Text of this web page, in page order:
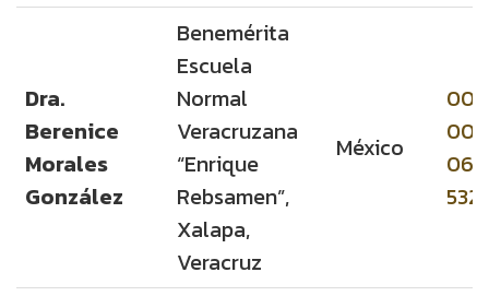
Dra.
Berenice
Morales
González
Benemérita
Escuela
Normal
Veracruzana
“Enrique
Rebsamen”,
Xalapa,
Veracruz
México